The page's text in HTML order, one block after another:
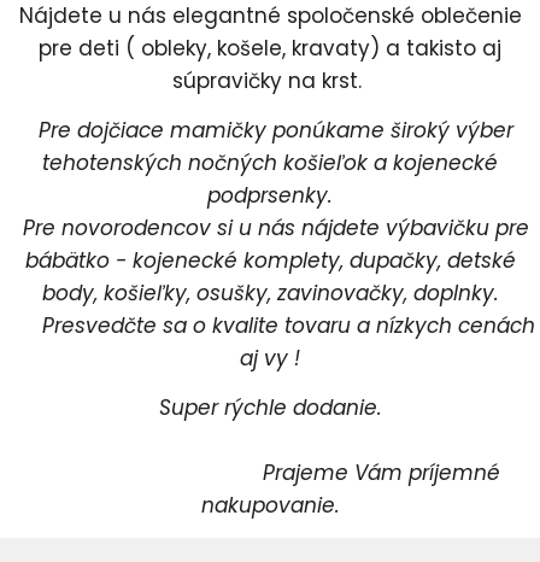
Nájdete u nás elegantné spoločenské oblečenie
pre deti ( obleky, košele, kravaty) a takisto aj
súpravičky na krst.
Pre dojčiace mamičky ponúkame široký výber
tehotenských nočných košieľok a kojenecké
podprsenky.
Pre novorodencov si u nás nájdete výbavičku pre
bábätko - kojenecké komplety, dupačky, detské
body, košieľky, osušky, zavinovačky, doplnky.
Presvedčte sa o kvalite tovaru a nízkych cenách
aj vy !
Super rýchle dodanie.
Prajeme Vám príjemné
nakupovanie.